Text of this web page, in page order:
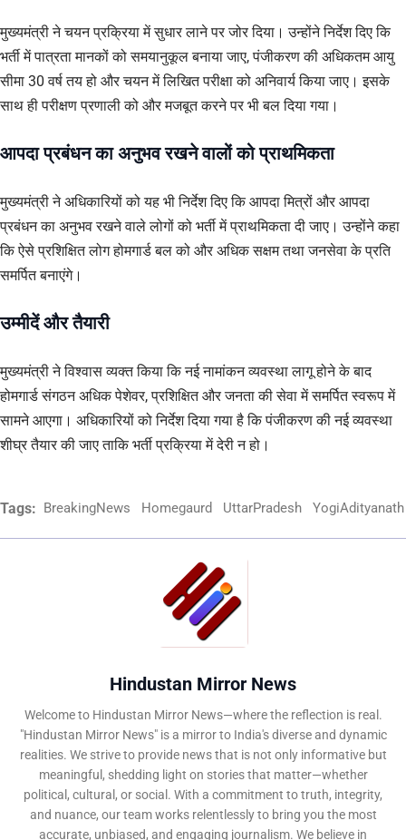
मुख्यमंत्री ने चयन प्रक्रिया में सुधार लाने पर जोर दिया। उन्होंने निर्देश दिए कि
भर्ती में पात्रता मानकों को समयानुकूल बनाया जाए, पंजीकरण की अधिकतम आयु
सीमा 30 वर्ष तय हो और चयन में लिखित परीक्षा को अनिवार्य किया जाए। इसके
साथ ही परीक्षण प्रणाली को और मजबूत करने पर भी बल दिया गया।
आपदा प्रबंधन का अनुभव रखने वालों को प्राथमिकता
मुख्यमंत्री ने अधिकारियों को यह भी निर्देश दिए कि आपदा मित्रों और आपदा
प्रबंधन का अनुभव रखने वाले लोगों को भर्ती में प्राथमिकता दी जाए। उन्होंने कहा
कि ऐसे प्रशिक्षित लोग होमगार्ड बल को और अधिक सक्षम तथा जनसेवा के प्रति
समर्पित बनाएंगे।
उम्मीदें और तैयारी
मुख्यमंत्री ने विश्वास व्यक्त किया कि नई नामांकन व्यवस्था लागू होने के बाद
होमगार्ड संगठन अधिक पेशेवर, प्रशिक्षित और जनता की सेवा में समर्पित स्वरूप में
सामने आएगा। अधिकारियों को निर्देश दिया गया है कि पंजीकरण की नई व्यवस्था
शीघ्र तैयार की जाए ताकि भर्ती प्रक्रिया में देरी न हो।
Tags: BreakingNews Homegaurd UttarPradesh YogiAdityanath
Hindustan Mirror News
Welcome to Hindustan Mirror News—where the reflection is real.
"Hindustan Mirror News" is a mirror to India's diverse and dynamic
realities. We strive to provide news that is not only informative but
meaningful, shedding light on stories that matter—whether
political, cultural, or social. With a commitment to truth, integrity,
and nuance, our team works relentlessly to bring you the most
accurate, unbiased, and engaging journalism. We believe in